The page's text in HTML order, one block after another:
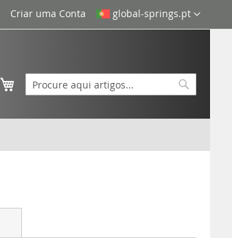
Idiomaglobal-springs.pt
Criar uma Conta
O Meu Carrinho
Search